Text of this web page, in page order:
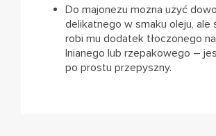
Do majonezu można użyć
delikatnego w smaku oleju, ale
robi mu dodatek tłoczonego
lnianego lub rzepakowego –
po prostu przepyszny.